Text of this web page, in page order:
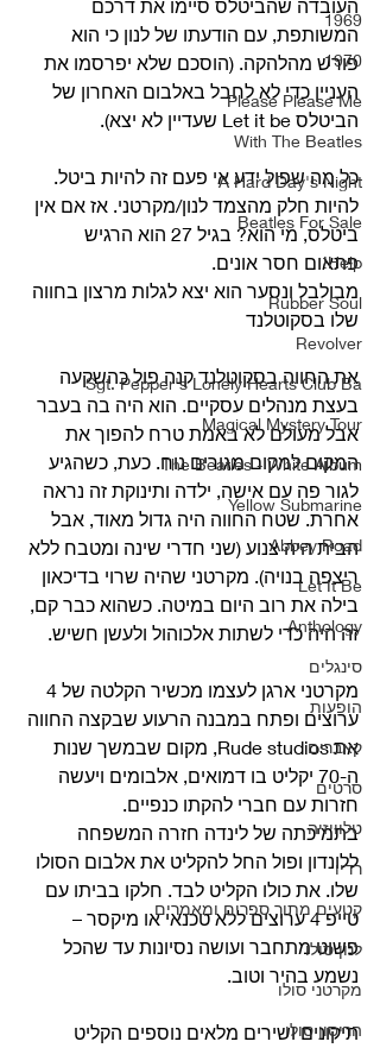
1969
1970
Please Please Me
With The Beatles
A Hard Day's Night
Beatles For Sale
Help!
Rubber Soul
Revolver
Sgt. Pepper's Lonely Hearts Club Ba
Magical Mystery Tour
The Beatles - White Album
Yellow Submarine
Abbey Road
Let It Be
Anthology
סינגלים
הופעות
קאברים
סרטים
טלוויזיה
רדיו
קטעים מתוך ספרים ומאמרים
לנון סולו
מקרטני סולו
הריסון סולו
העובדה שהביטלס סיימו את דרכם
המשותפת, עם הודעתו של לנון כי הוא
פורש מהלהקה. (הוסכם שלא יפרסמו את
העניין כדי לא לחבל באלבום האחרון של
הביטלס Let it be שעדיין לא יצא).
כל מה שפול ידע אי פעם זה להיות ביטל.
להיות חלק מהצמד לנון/מקרטני. אז אם אין
ביטלס, מי הוא? בגיל 27 הוא הרגיש
פתאום חסר אונים.
מבולבל ונסער הוא יצא לגלות מרצון בחווה
שלו בסקוטלנד
את החווה בסקוטלנד קנה פול כהשקעה
בעצת מנהלים עסקיים. הוא היה בה בעבר
אבל מעולם לא באמת טרח להפוך את
המקום למקום מגורים נוח. כעת, כשהגיע
לגור פה עם אישה, ילדה ותינוקת זה נראה
אחרת. שטח החווה היה גדול מאוד, אבל
הבית היה צנוע (שני חדרי שינה ומטבח ללא
ריצפה בנויה). מקרטני שהיה שרוי בדיכאון
בילה את רוב היום במיטה. כשהוא כבר קם,
זה היה כדי לשתות אלכוהול ולעשן חשיש.
ערוצים ופתח במבנה הרעוע שבקצה החווה
את Rude studios, מקום שבמשך שנות
ה-70 יקליט בו דמואים, אלבומים ויעשה
חזרות עם חברי להקתו כנפיים.
בתמיכתה של לינדה חזרה המשפחה
ללונדון ופול החל להקליט את אלבום הסולו
שלו. את כולו הקליט לבד. חלקו בביתו עם
טייפ 4 ערוצים ללא טכנאי או מיקסר –
פשוט מתחבר ועושה נסיונות עד שהכל
נשמע בהיר וטוב.
תיקונים ושירים מלאים נוספים הקליט